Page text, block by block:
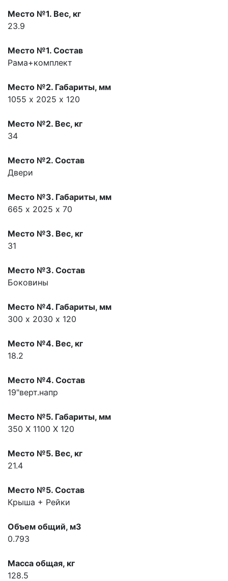
Место №1. Вес, кг
23.9
Место №1. Состав
Рама+комплект
Место №2. Габариты, мм
1055 х 2025 х 120
Место №2. Вес, кг
34
Место №2. Состав
Двери
Место №3. Габариты, мм
665 х 2025 х 70
Место №3. Вес, кг
31
Место №3. Состав
Боковины
Место №4. Габариты, мм
300 х 2030 х 120
Место №4. Вес, кг
18.2
Место №4. Состав
19"верт.напр
Место №5. Габариты, мм
350 Х 1100 Х 120
Место №5. Вес, кг
21.4
Место №5. Состав
Крыша + Рейки
Объем общий, м3
0.793
Масса общая, кг
128.5